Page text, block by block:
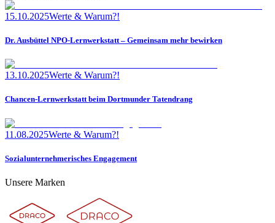
15.10.2025Werte & Warum?!
Dr. Ausbüttel NPO-Lernwerkstatt – Gemeinsam mehr bewirken
13.10.2025Werte & Warum?!
Chancen-Lernwerkstatt beim Dortmunder Tatendrang
11.08.2025Werte & Warum?!
Sozialunternehmerisches Engagement
Unsere Marken